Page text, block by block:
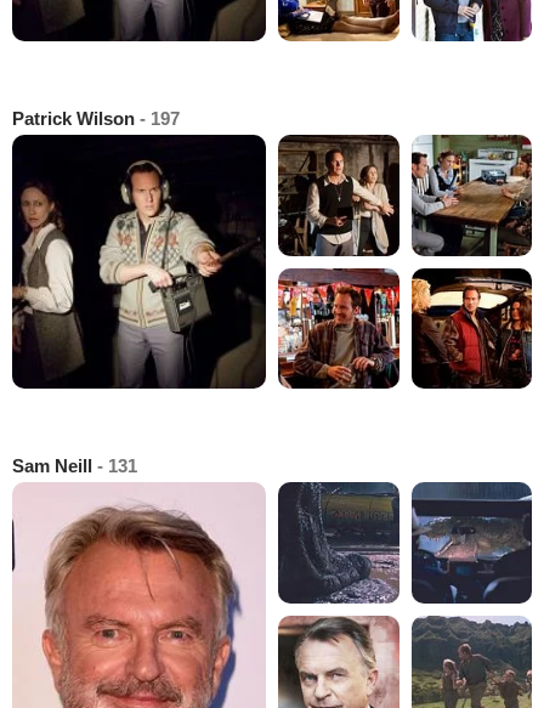
Patrick Wilson - 197
Sam Neill - 131